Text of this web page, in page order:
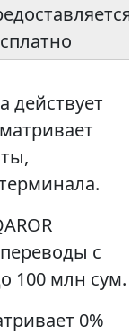
действует
с
100 млн сум.
0%